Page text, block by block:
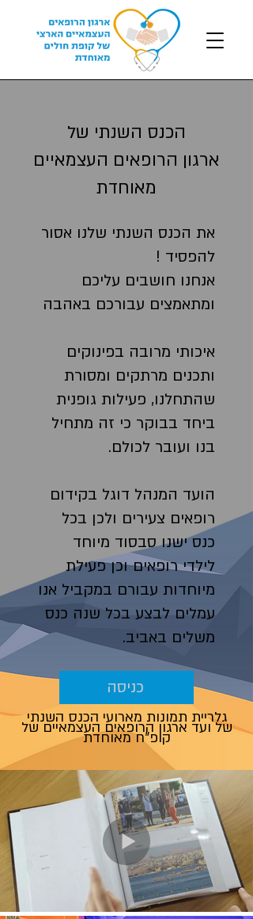
הכנס השנתי של
ארגון הרופאים העצמאיים
מאוחדת
את הכנס השנתי שלנו אסור
להפסיד !
אנחנו חושבים עליכם
ומתאמצים עבורכם באהבה
איכותי מרובה בפינוקים
ותכנים מרתקים ומסורת
שהתחלנו, פעילות גופנית
ביחד בבוקר כי זה מתחיל
בנו ועובר לכולם.
הועד המנהל דוגל בקידום
רופאים צעירים ולכן בכל
כנס ישנו סבסוד מיוחד
לילדי רופאים וכן פעילת
מיוחדות עבורם במקביל אנו
עמלים לבצע בכל שנה כנס
משלים באביב.
כניסה
גלריית תמונות מארועי הכנס השנתי
של ועד ארגון הרופאים העצמאיים של
קופ"ח מאוחדת